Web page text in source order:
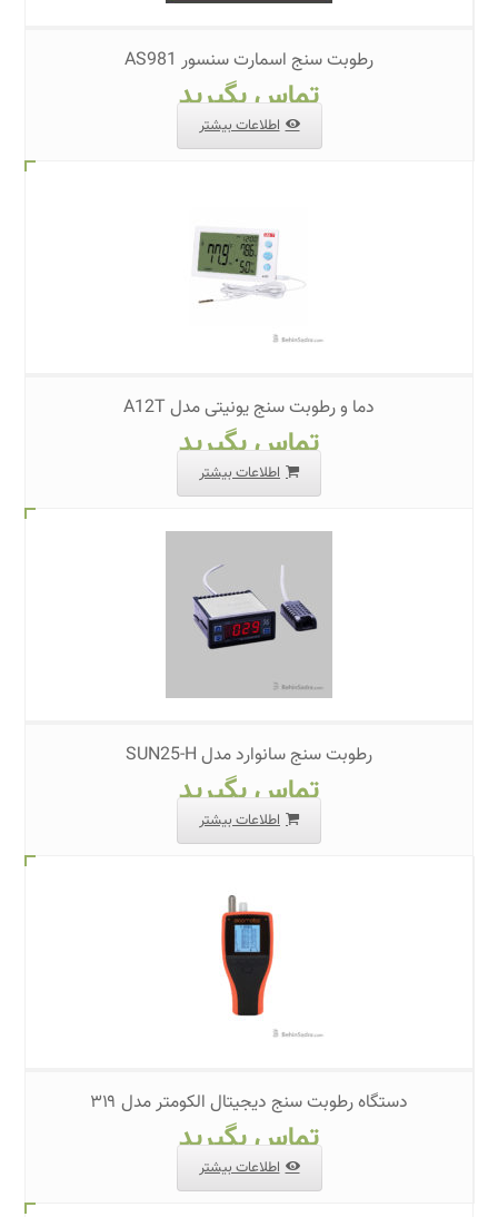
رطوبت سنج اسمارت سنسور AS981
تماس بگیرید
اطلاعات بیشتر
دما و رطوبت سنج یونیتی مدل A12T
تماس بگیرید
اطلاعات بیشتر
رطوبت سنج سانوارد مدل SUN25-H
تماس بگیرید
اطلاعات بیشتر
دستگاه رطوبت سنج دیجیتال الکومتر مدل ۳۱۹
تماس بگیرید
اطلاعات بیشتر